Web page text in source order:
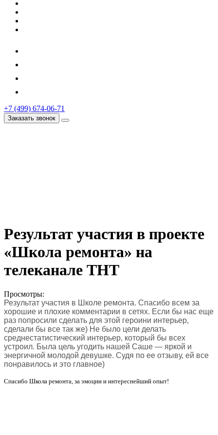
+7 (499) 674-06-71
Заказать звонок
Результат участия в проекте
«Школа ремонта» на
телеканале ТНТ
Просмотры:
Результат участия в Школе ремонта. Спасибо всем за
хорошие и плохие комментарии в сетях. Если бы нас еще
раз попросили сделать для этой героини интерьер,
сделали бы все так же) Не было цели делать
среднестатистический интерьер, который бы всех
устроил. Была цель угодить нашей Саше — яркой и
энергичной молодой девушке. Судя по ее отзыву, ей все
понравилось и это главное)
Спасибо Школа ремонта, за эмоции и интереснейший опыт!